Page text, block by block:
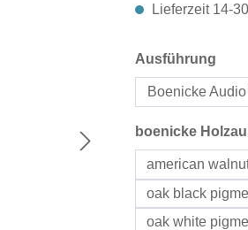
Lieferzeit 14-
Ausführung
Boenicke
boenicke
american
oak black
oak white